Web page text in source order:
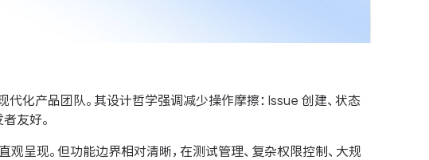
化产品团队。其设计哲学强调减少操作摩擦：Issue 创建、状态
友好。
呈现。但功能边界相对清晰，在测试管理、复杂权限控制、大规